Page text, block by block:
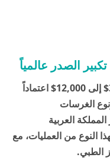
الصدر عالمياً
تتراوح تكلفة هذه العملية ما بين 3,000$ إلى 12,000$ اعتماداً
الغرسات
العربية
النوع من العمليات، مع
الطبي.